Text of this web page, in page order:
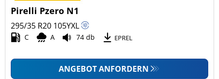
Pirelli Pzero N1
295/35 R20 105YXL
C A 74 db EPREL
ANGEBOT ANFORDERN